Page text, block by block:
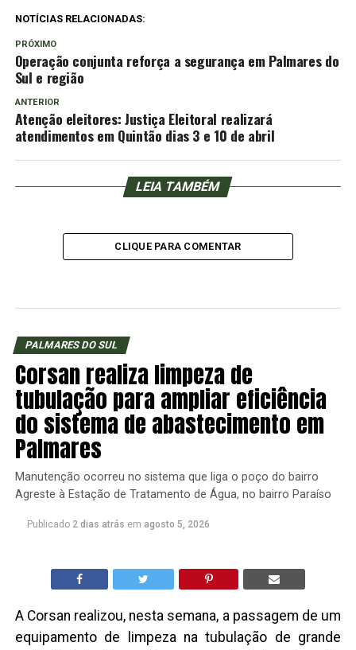
NOTÍCIAS RELACIONADAS:
PRÓXIMO
Operação conjunta reforça a segurança em Palmares do
Sul e região
ANTERIOR
Atenção eleitores: Justiça Eleitoral realizará
atendimentos em Quintão dias 3 e 10 de abril
LEIA TAMBÉM
CLIQUE PARA COMENTAR
PALMARES DO SUL
Corsan realiza limpeza de
tubulação para ampliar eficiência
do sistema de abastecimento em
Palmares
Manutenção ocorreu no sistema que liga o poço do bairro
Agreste à Estação de Tratamento de Água, no bairro Paraíso
Publicado 2 dias atrás em agosto 5, 2026
A Corsan realizou, nesta semana, a passagem de um
equipamento de limpeza na tubulação de grande